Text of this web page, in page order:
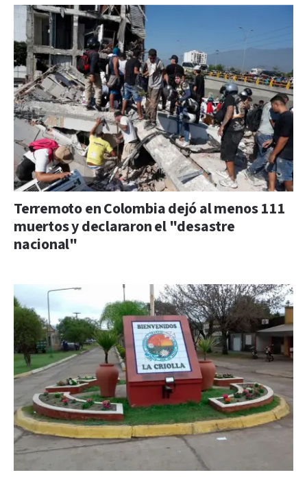
Terremoto en Colombia dejó al menos 111
muertos y declararon el "desastre
nacional"